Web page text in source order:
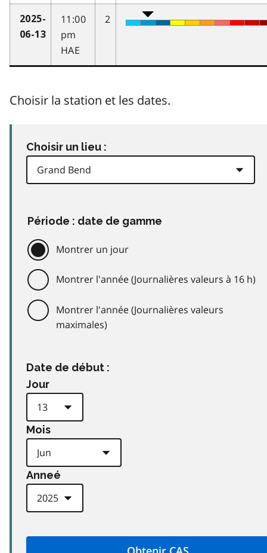
2025-
06-13
11:00
pm
HAE
2
Choisir la station et les dates.
Choisir un lieu :
Période : date de gamme
Montrer un jour
Montrer l'année (Journalières valeurs à 16 h)
Montrer l'année (Journalières valeurs
maximales)
Date de début :
Jour
Mois
Anneé